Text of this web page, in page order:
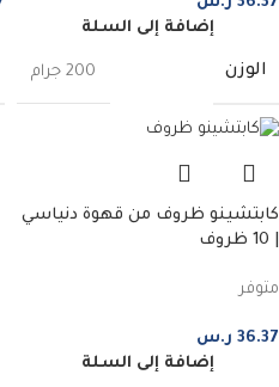
إضافة إلى السلة
الوزن 200 جرام
كابتشينو ظروف من قهوة دنياسي
متوفر
36.37 ر.س
إضافة إلى السلة